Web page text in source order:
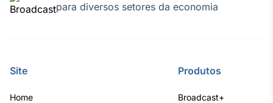
para diversos setores da economia
Site
Home
Produtos
Broadcast+